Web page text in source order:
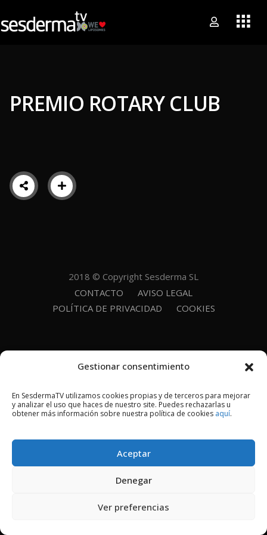
Gestionar consentimiento
En SesdermaTV utilizamos cookies propias y de terceros para mejorar
y analizar el uso que haces de nuestro site. Puedes rechazarlas u
obtener más información sobre nuestra política de cookies aquí.
Aceptar
Denegar
Ver preferencias
PREMIO ROTARY CLUB
2018 © Copyright Sesderma SL
CONTACTO
AVISO LEGAL
POLÍTICA DE PRIVACIDAD
COOKIES